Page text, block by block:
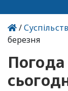
/
березня
Погода